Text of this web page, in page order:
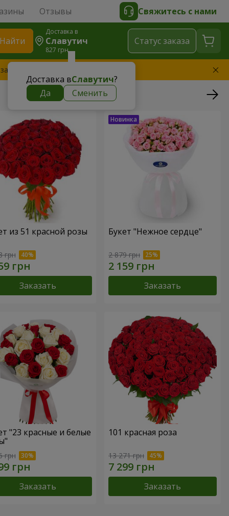
Отзывы Свяжитесь с нами
Найти
Доставка в
Славутич
827 грн
Доставка вСлавутич?
Да
Сменить
Cтатус заказа
букет
из 51 красной розы
грн
Заказать
Букет "Нежное сердце"
2 879 грн
Заказать
"23 красные и белые
грн
Заказать
101 красная роза
13 271 грн
Заказать